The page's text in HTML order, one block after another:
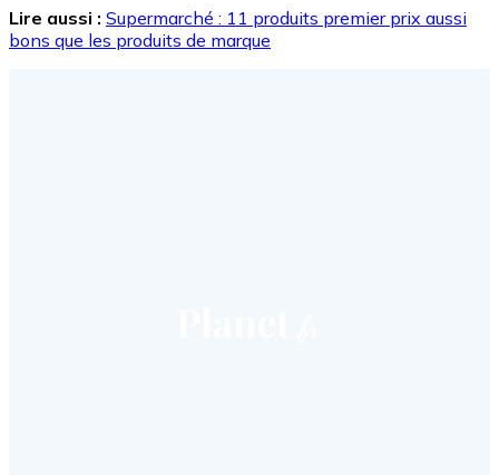
Lire aussi : Supermarché : 11 produits premier prix aussi
bons que les produits de marque